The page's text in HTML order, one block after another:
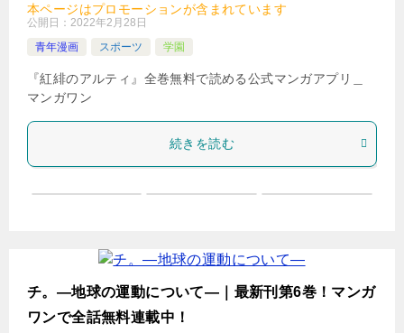
索
本ページはプロモーションが含まれています
公開日： 2022年2月28日
青年漫画
スポーツ 学園
『紅緋のアルティ』全巻無料で読める公式マンガアプリ＿
マンガワン
続きを読む
チ。―地球の運動について―｜最新刊第6巻！マンガ
ワンで全話無料連載中！